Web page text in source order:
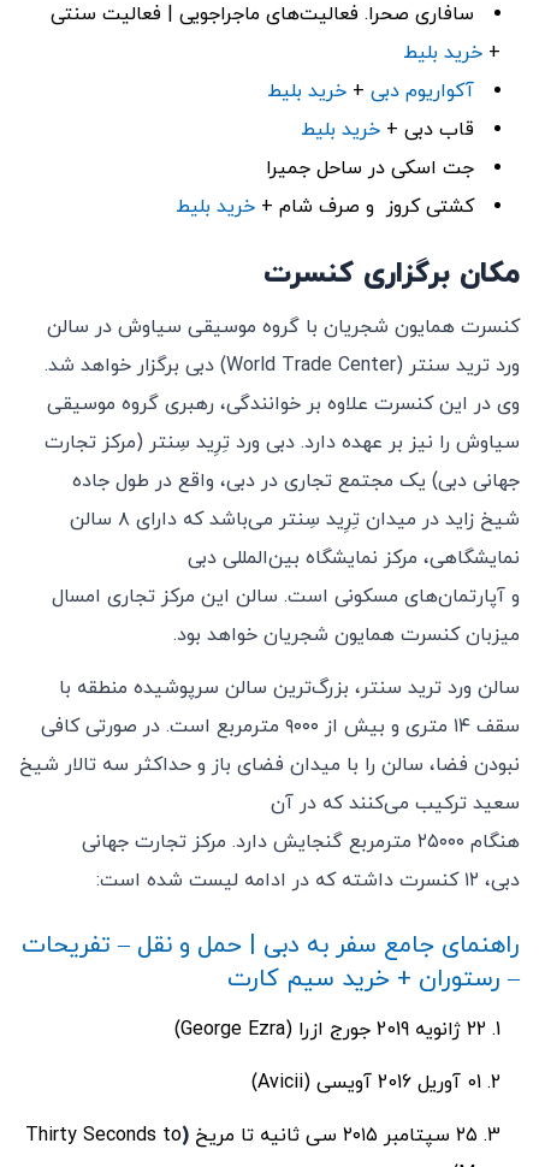
سافاری صحرا. فعالیت‌های ماجراجویی | فعالیت سنتی
+ خرید بلیط
آکواریوم دبی + خرید بلیط
قاب دبی + خرید بلیط
جت اسکی در ساحل جمیرا
کشتی کروز و صرف شام + خرید بلیط
مکان برگزاری کنسرت
کنسرت همایون شجریان با گروه موسیقی سیاوش در سالن
ورد ترید سنتر (World Trade Center) دبی برگزار خواهد شد.
وی در این کنسرت علاوه بر خوانندگی، رهبری گروه موسیقی
سیاوش را نیز بر عهده دارد. دبی ورد تِرِید سِنتر (مرکز تجارت
جهانی دبی) یک مجتمع تجاری در دبی، واقع در طول جاده
شیخ زاید در میدان تِرِید سِنتر می‌باشد که دارای ۸ سالن
نمایشگاهی، مرکز نمایشگاه بین‌المللی دبی
و آپارتمان‌های مسکونی است. سالن این مرکز تجاری امسال
میزبان کنسرت همایون شجریان خواهد بود.
سالن ورد ترید سنتر، بزرگ‌ترین سالن سرپوشیده منطقه با
سقف ۱۴ متری و بیش از ۹۰۰۰ مترمربع است. در صورتی کافی
نبودن فضا، سالن را با میدان فضای باز و حداکثر سه تالار شیخ
سعید ترکیب می‌کنند که در آن
هنگام ۲۵۰۰۰ مترمربع گنجایش دارد. مرکز تجارت جهانی
دبی، ۱۲ کنسرت داشته که در ادامه لیست شده است:
راهنمای جامع سفر به دبی | حمل و نقل – تفریحات
– رستوران + خرید سیم کارت
22 ژانویه 2019 جورج ازرا (George Ezra)
01 آوریل 2016 آویسی (Avicii)
۲۵ سپتامبر ۲۰۱۵ سی ثانیه تا مریخ
(
Thirty Seconds to